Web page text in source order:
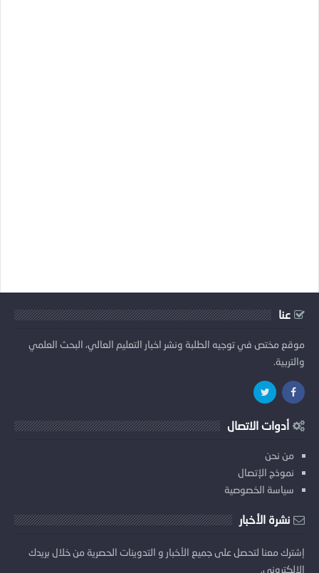
عنا
موقع مختص في توجيه الطلبة ونشر اخبار التعليم العالي، البحث العلمي
والتربية.
أدوات الاتصال
من نحن
نموذج الإتصال
سياسة الخصوصية
نشرة الأخبار
إشترك معنا لتحصل على جميع الأخبار و التدوينات الحصرية من خلال بريدك
الإلكتروني.